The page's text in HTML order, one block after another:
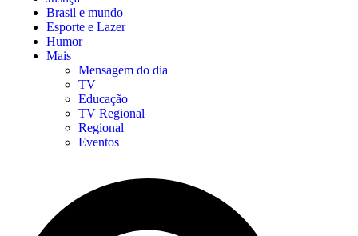
Brasil e mundo
Esporte e Lazer
Humor
Mais
Mensagem do dia
TV
Educação
TV Regional
Regional
Eventos